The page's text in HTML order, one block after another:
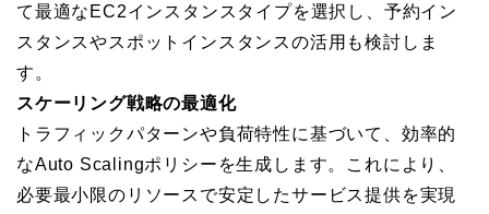
て最適なEC2インスタンスタイプを選択し、予約イン
スタンスやスポットインスタンスの活用も検討しま
す。
スケーリング戦略の最適化
トラフィックパターンや負荷特性に基づいて、効率的
なAuto Scalingポリシーを生成します。これにより、
必要最小限のリソースで安定したサービス提供を実現